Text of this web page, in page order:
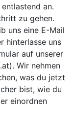
an.
zu gehen.
uns eine E-Mail
hinterlasse uns
auf unserer
). Wir nehmen
was du jetzt
bist, wie du
einordnen